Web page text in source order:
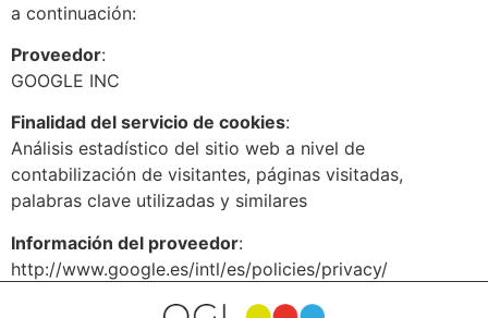
a continuación:
Proveedor:
GOOGLE INC
Finalidad del servicio de cookies:
Análisis estadístico del sitio web a nivel de
contabilización de visitantes, páginas visitadas,
palabras clave utilizadas y similares
Información del proveedor:
http://www.google.es/intl/es/policies/privacy/